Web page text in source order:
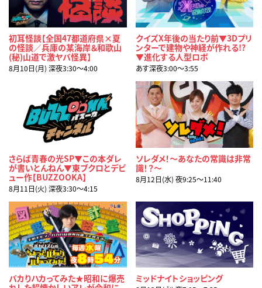
初耳怪談【全国47都道府県×夏
の怪談／兵庫の某海岸＆和歌山
(秘)山道で激ヤバ怪異】
8月10日(月) 深夜3:30〜4:00
クイズX年後の当たり前▼3Dプリ
ンターで建物や神経が作れる!?
▼進化する人型ロボ
あす深夜3:00〜3:55
さらば青春の光SP▼この本ダレ
が書いとんねん▼東ブクロとデビ
ュー作【BUZZOOKA】
8月11日(火) 深夜3:30〜4:15
ソレダメ！～あなたの常識は非常
識！？～
8月12日(水) 夜9:25〜11:40
バカりハカってみた★昭和に爆売
ミッドナイトショッピング